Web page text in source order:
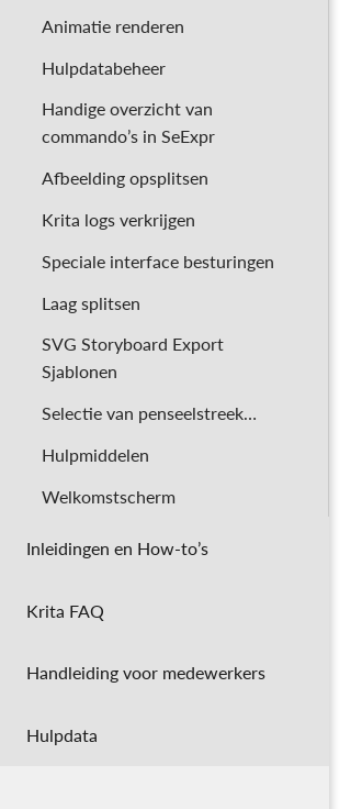
Animatie renderen
Hulpdatabeheer
Handige overzicht van
commando’s in SeExpr
Afbeelding opsplitsen
Krita logs verkrijgen
Speciale interface besturingen
Laag splitsen
SVG Storyboard Export
Sjablonen
Selectie van penseelstreek…
Hulpmiddelen
Welkomstscherm
Inleidingen en How-to’s
Krita FAQ
Handleiding voor medewerkers
Hulpdata